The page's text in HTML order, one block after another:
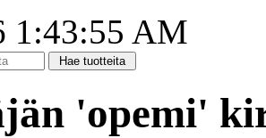
1:43:55 AM
'opemi'